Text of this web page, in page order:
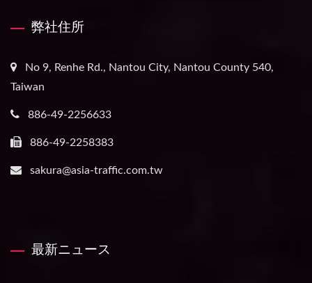
弊社住所
No 9, Renhe Rd., Nantou City, Nantou County 540,
Taiwan
886-49-2256633
886-49-2258383
sakura@asia-traffic.com.tw
最新ニュース